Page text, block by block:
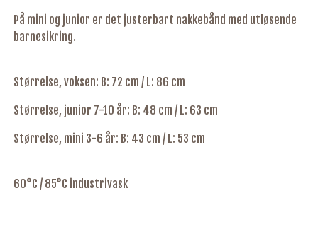
På mini og junior er det justerbart nakkebånd med utløsende
barnesikring.
Størrelse, voksen: B: 72 cm / L: 86 cm
Størrelse, junior 7-10 år: B: 48 cm / L: 63 cm
Størrelse, mini 3-6 år: B: 43 cm / L: 53 cm
60°C / 85°C industrivask